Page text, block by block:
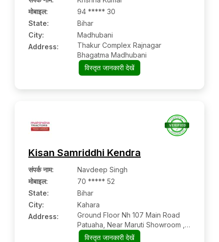
मोबाइल:
94 ***** 30
State:
Bihar
City:
Madhubani
Address:
Thakur Complex Rajnagar
Bhagatma Madhubani
विस्तृत जानकारी देखें
Kisan Samriddhi Kendra
संपर्क नाम:
Navdeep Singh
मोबाइल:
70 ***** 52
State:
Bihar
City:
Kahara
Address:
Ground Floor Nh 107 Main Road
Patuaha, Near Maruti Showroom ,
Saharsa, Bihar 852202
विस्तृत जानकारी देखें